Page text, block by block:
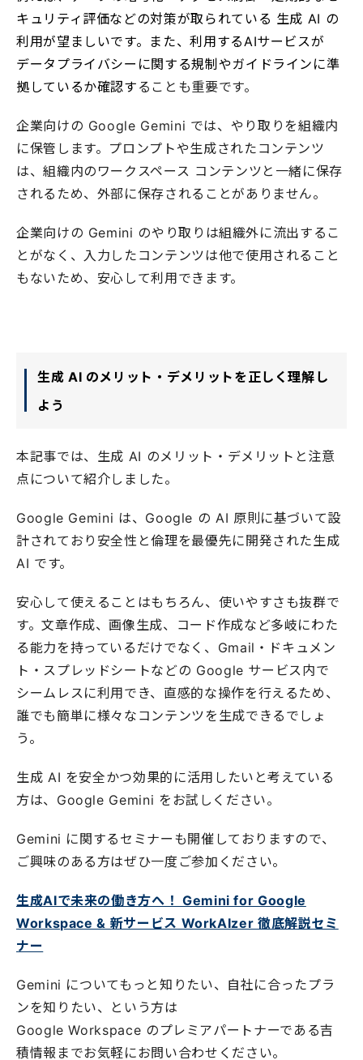
キュリティ評価などの対策が取られている 生成 AI の
利用が望ましいです。また、利用するAIサービスが
データプライバシーに関する規制やガイドラインに準
拠しているか確認す ることも重要です。
企業向けの Google Gemini では、やり取りを組織内
に保管します。プロンプトや生成されたコンテンツ
は、組織内のワークスペース コンテンツと一緒に保存
されるため、外部に保存されることがありません。
企業向けの Gemini のやり取りは組織外に流出するこ
とがなく、入力したコンテンツは他で使用されること
もないため、安心して利用できます。
生成 AI のメリット・デメリットを正しく理解し
よう
本記事では、生成 AI のメリット・デメリットと注意
点について紹介しました。
Google Gemini は、Google の AI 原則に基づいて設
計されており安全性と倫理を最優先に開発された生成
AI です。
安心して使えることはもちろん、使いやすさも抜群で
す。文章作成、画像生成、コード作成など多岐にわた
る能力を持っているだけでなく、Gmail・ドキュメン
ト・スプレッドシートなどの Google サービス内で
シームレスに利用でき、直感的な操作を行えるため、
誰でも簡単に様々なコンテンツを生成できるでしょ
う。
生成 AI を安全かつ効果的に活用したいと考えている
方は、Google Gemini をお試しください。
Gemini に関するセミナーも開催しておりますので、
ご興味のある方はぜひ一度ご参加ください。
生成AIで未来の働き方へ！ Gemini for Google
Workspace & 新サービス WorkAIzer 徹底解説セミ
ナー
Gemini についてもっと知りたい、自社に合ったプラ
ンを知りたい、という方は
Google Workspace のプレミアパートナーである吉
積情報までお気軽にお問い合わせください。